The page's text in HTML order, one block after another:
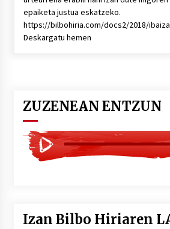
epaiketa justua eskatzeko.
https://bilbohiria.com/docs2/2018/
Deskargatu hemen
ZUZENEAN ENTZUN
Izan Bilbo Hiriaren